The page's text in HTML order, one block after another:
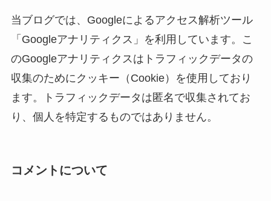
当ブログでは、Googleによるアクセス解析ツール
「Googleアナリティクス」を利用しています。こ
のGoogleアナリティクスはトラフィックデータの
収集のためにクッキー（Cookie）を使用しており
ます。トラフィックデータは匿名で収集されてお
り、個人を特定するものではありません。
コメントについて